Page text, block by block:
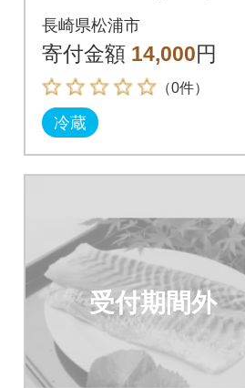
タイ(約1.2kg)
長崎県松浦市
寄付金額 14,000円
（0件）
冷蔵
受付期間外